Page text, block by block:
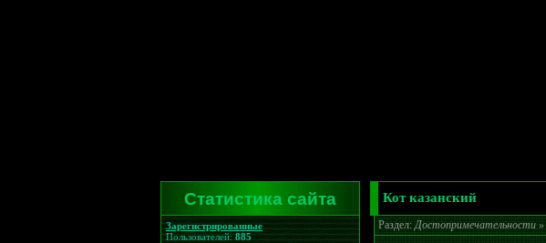
Статистика сайта
Зарегистрированные
Пользователей:885
Кот казанский
Раздел:Достопримечательности »